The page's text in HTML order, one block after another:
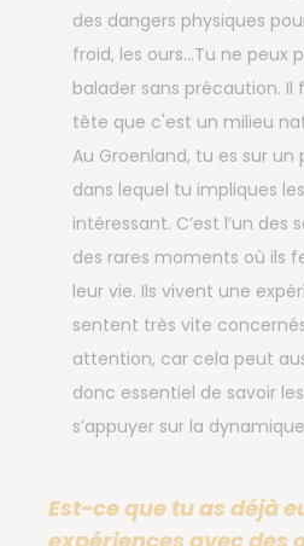
des dangers physiques
froid, les ours…Tu ne peux
balader sans précaution. Il
tête que c'est un milieu
Au Groenland, tu es sur
dans lequel tu impliques
intéressant. C’est l’un des
des rares moments où ils
leur vie. Ils vivent une
sentent très vite
attention, car cela peut
donc essentiel de savoir
s’appuyer sur la
Est-ce que tu as déjà